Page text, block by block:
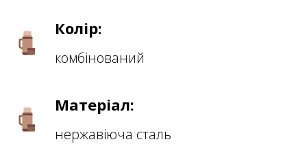
Колір:
комбінований
Матеріал:
нержавіюча сталь